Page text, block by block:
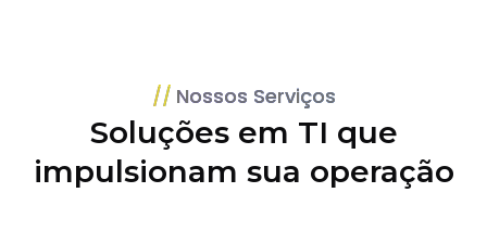
Nossos Serviços
Soluções em TI que
impulsionam sua operação